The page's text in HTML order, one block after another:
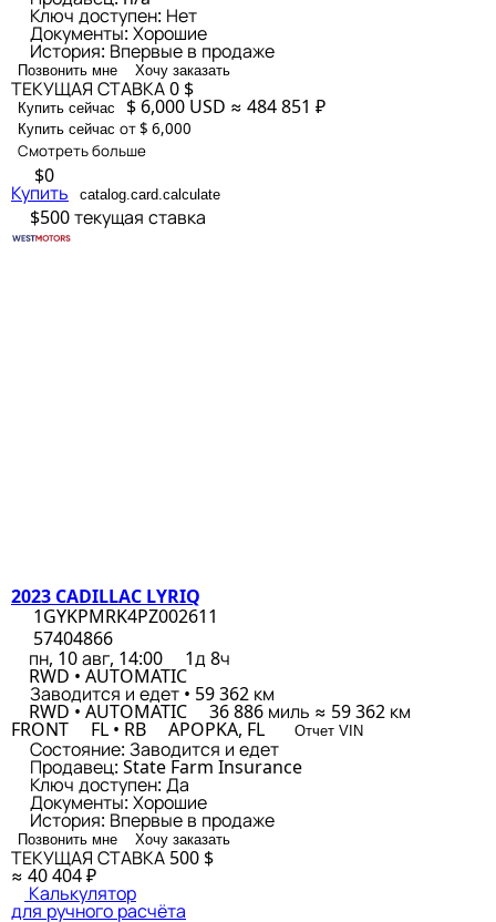
Ключ доступен: Нет
Документы: Хорошие
История: Впервые в продаже
Позвонить мне Хочу заказать
ТЕКУЩАЯ СТАВКА0 $
Купить сейчас $ 6,000 USD ≈ 484 851 ₽
Купить сейчас от $ 6,000
Смотреть больше
$0
Купить catalog.card.calculate
$500текущая ставка
2023 CADILLAC LYRIQ
1GYKPMRK4PZ002611
57404866
пн, 10 авг, 14:00
1д 8ч
RWD • AUTOMATIC
Заводится и едет • 59 362 км
RWD • AUTOMATIC 36 886 миль ≈ 59 362 км
FRONT FL • RB APOPKA, FL Отчет VIN
Состояние: Заводится и едет
Продавец: State Farm Insurance
Ключ доступен: Да
Документы: Хорошие
История: Впервые в продаже
Позвонить мне Хочу заказать
ТЕКУЩАЯ СТАВКА 500 $
≈ 40 404 ₽
Калькулятор
для ручного расчёта